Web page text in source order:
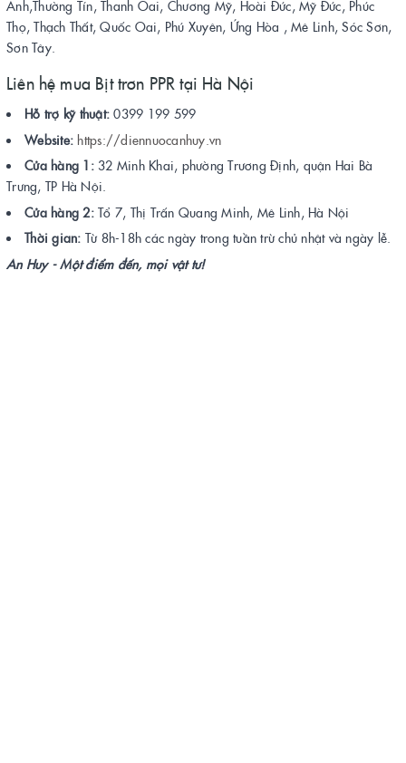
Anh,Thường Tín, Thanh Oai, Chương Mỹ, Hoài Đức, Mỹ Đức, Phúc
Thọ, Thạch Thất, Quốc Oai, Phú Xuyên, Ứng Hòa , Mê Linh, Sóc Sơn,
Sơn Tây.
Liên hệ mua Bịt trơn PPR tại Hà Nội
Hỗ trợ kỹ thuật: 0399 199 599
Website: https://diennuocanhuy.vn
Cửa hàng 1: 32 Minh Khai, phường Trương Định, quận Hai Bà
Trưng, TP Hà Nội.
Cửa hàng 2: Tổ 7, Thị Trấn Quang Minh, Mê Linh, Hà Nội
Thời gian: Từ 8h-18h các ngày trong tuần trừ chủ nhật và ngày lễ.
An Huy - Một điểm đến, mọi vật tư!